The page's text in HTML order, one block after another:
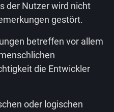
der Nutzer wird nicht
gestört.
betreffen vor allem
die Entwickler
oder logischen